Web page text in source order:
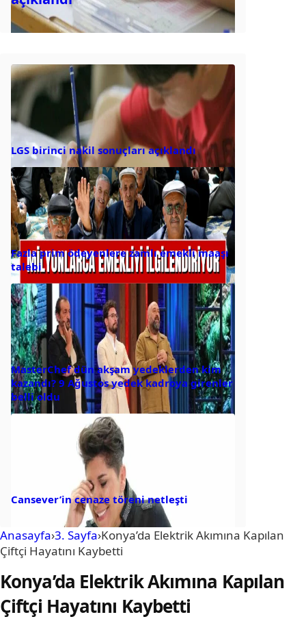
LGS birinci nakil sonuçları açıklandı
Fazla prim ödeyenlere zamlı emekli maaşı
talebi
MasterChef dün akşam yedeklerden kim
kazandı? 9 Ağustos yedek kadroya girenler
belli oldu
Cansever’in cenaze töreni netleşti
Anasayfa›3. Sayfa›Konya’da Elektrik Akımına Kapılan
Çiftçi Hayatını Kaybetti
Konya’da Elektrik Akımına Kapılan
Çiftçi Hayatını Kaybetti